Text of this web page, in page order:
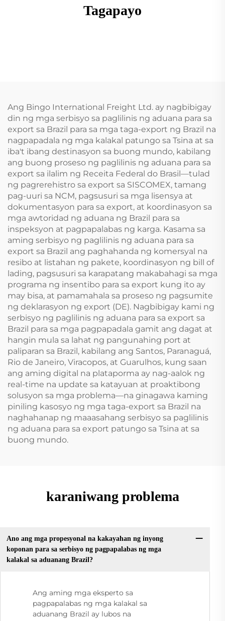
Tagapayo
Ang Bingo International Freight Ltd. ay nagbibigay
din ng mga serbisyo sa paglilinis ng aduana para sa
export sa Brazil para sa mga taga-export ng Brazil na
nagpapadala ng mga kalakal patungo sa Tsina at sa
iba't ibang destinasyon sa buong mundo, kabilang
ang buong proseso ng paglilinis ng aduana para sa
export sa ilalim ng Receita Federal do Brasil—tulad
ng pagrerehistro sa export sa SISCOMEX, tamang
pag-uuri sa NCM, pagsusuri sa mga lisensya at
dokumentasyon para sa export, at koordinasyon sa
mga awtoridad ng aduana ng Brazil para sa
inspeksyon at pagpapalabas ng karga. Kasama sa
aming serbisyo ng paglilinis ng aduana para sa
export sa Brazil ang paghahanda ng komersyal na
resibo at listahan ng pakete, koordinasyon ng bill of
lading, pagsusuri sa karapatang makabahagi sa mga
programa ng insentibo para sa export kung ito ay
may bisa, at pamamahala sa proseso ng pagsumite
ng deklarasyon ng export (DE). Nagbibigay kami ng
serbisyo ng paglilinis ng aduana para sa export sa
Brazil para sa mga pagpapadala gamit ang dagat at
hangin mula sa lahat ng pangunahing port at
paliparan sa Brazil, kabilang ang Santos, Paranaguá,
Rio de Janeiro, Viracopos, at Guarulhos, kung saan
ang aming digital na plataporma ay nag-aalok ng
real-time na update sa katayuan at proaktibong
solusyon sa mga problema—na ginagawa kaming
piniling kasosyo ng mga taga-export sa Brazil na
naghahanap ng maaasahang serbisyo sa paglilinis
ng aduana para sa export patungo sa Tsina at sa
buong mundo.
karaniwang problema
Ano ang mga propesyonal na kakayahan ng inyong
koponan para sa serbisyo ng pagpapalabas ng mga
kalakal sa aduanang Brazil?
Ang aming mga eksperto sa
pagpapalabas ng mga kalakal sa
aduanang Brazil ay lubos na